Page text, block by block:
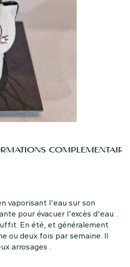
COMPLÉMENTAIRES
vaporisant l'eau sur son
pour évacuer l'excès d'eau. .
En été, et généralement
ou deux fois par semaine. Il
arrosages .